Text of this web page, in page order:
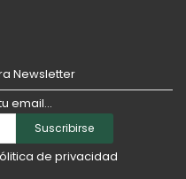
Newsletter
email...
Suscribirse
de privacidad